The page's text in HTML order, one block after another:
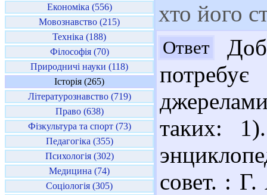
Економіка (556)
Мовознавство (215)
Техніка (188)
Філософія (70)
Природничі науки (118)
Історія (265)
Літературознавство (719)
Право (638)
Фізкультура та спорт (73)
Педагогіка (355)
Психологія (302)
Медицина (74)
Соціологія (305)
хто його
Ответ
таких:
совет. :